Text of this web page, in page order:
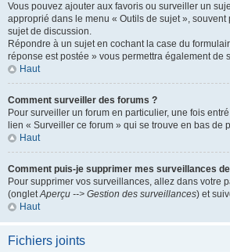
Vous pouvez ajouter aux favoris ou surveiller un
approprié dans le menu « Outils de sujet », souvent
sujet de discussion.
Répondre à un sujet en cochant la case du
réponse est postée » vous permettra également de
Haut
Comment surveiller des forums ?
Pour surveiller un forum en particulier, une fois
lien « Surveiller ce forum » qui se trouve en bas de
Haut
Comment puis-je supprimer mes surveillances
Pour supprimer vos surveillances, allez dans votre
(ongletAperçu --> Gestion des surveillances) et
Haut
Fichiers joints